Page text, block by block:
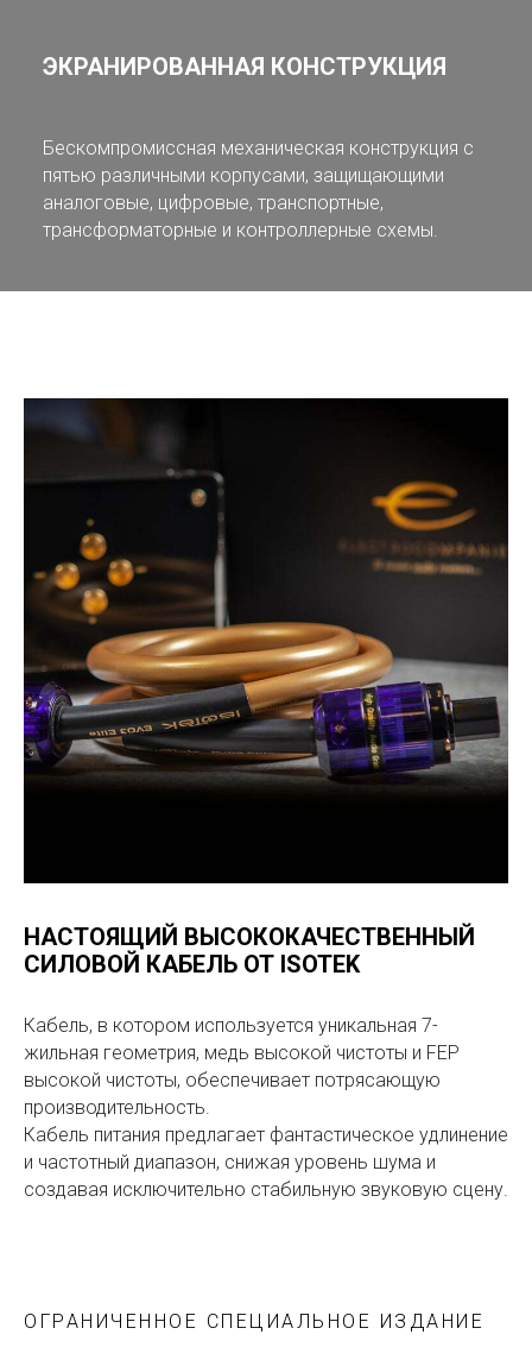
ЭКРАНИРОВАННАЯ КОНСТРУКЦИЯ
Бескомпромиссная механическая конструкция с
пятью различными корпусами, защищающими
аналоговые, цифровые, транспортные,
трансформаторные и контроллерные схемы.
НАСТОЯЩИЙ ВЫСОКОКАЧЕСТВЕННЫЙ
СИЛОВОЙ КАБЕЛЬ ОТ ISOTEK
Кабель, в котором используется уникальная 7-
жильная геометрия, медь высокой чистоты и FEP
высокой чистоты, обеспечивает потрясающую
производительность.
Кабель питания предлагает фантастическое удлинение
и частотный диапазон, снижая уровень шума и
создавая исключительно стабильную звуковую сцену.
ОГРАНИЧЕННОЕ СПЕЦИАЛЬНОЕ ИЗДАНИЕ